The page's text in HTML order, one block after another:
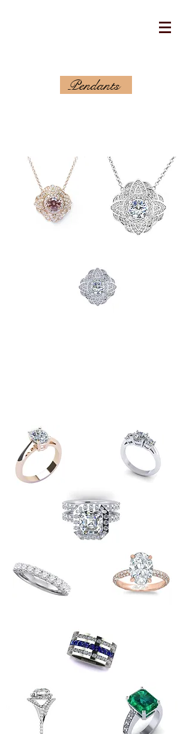
Pendants